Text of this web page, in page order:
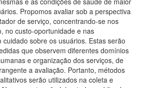
Propomos avaliar sob a perspectiva
de serviço, concentrando-se nos
no custo-oportunidade e nas
cuidado sobre os usuários. Estas serão
que observem diferentes domínios
e organização dos serviços, de
a avaliação. Portanto, métodos
serão utilizados na coleta e